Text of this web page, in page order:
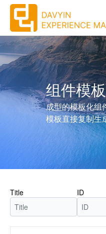
主
要
内
组件模板
成型的模板化组
模板直接复制生
Title ID